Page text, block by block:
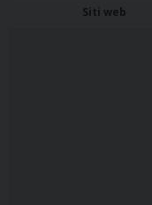
Siti web